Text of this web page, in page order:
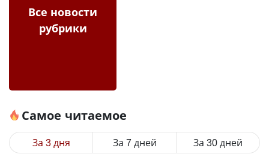
Все новости
рубрики
Самое читаемое
За 3 дня За 7 дней За 30 дней